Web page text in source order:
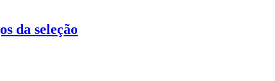
da seleção